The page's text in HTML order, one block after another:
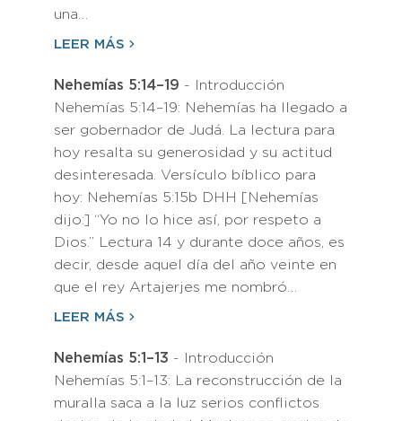
una…
LEER MÁS
Nehemías 5:14–19 - Introducción
Nehemías 5:14–19: Nehemías ha llegado a
ser gobernador de Judá. La lectura para
hoy resalta su generosidad y su actitud
desinteresada. Versículo bíblico para
hoy: Nehemías 5:15b DHH [Nehemías
dijo:] “Yo no lo hice así, por respeto a
Dios.” Lectura 14 y durante doce años, es
decir, desde aquel día del año veinte en
que el rey Artajerjes me nombró…
LEER MÁS
Nehemías 5:1–13 - Introducción
Nehemías 5:1–13: La reconstrucción de la
muralla saca a la luz serios conflictos